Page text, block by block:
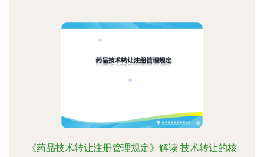
《药品技术转让注册管理规定》解读 技术转让的核